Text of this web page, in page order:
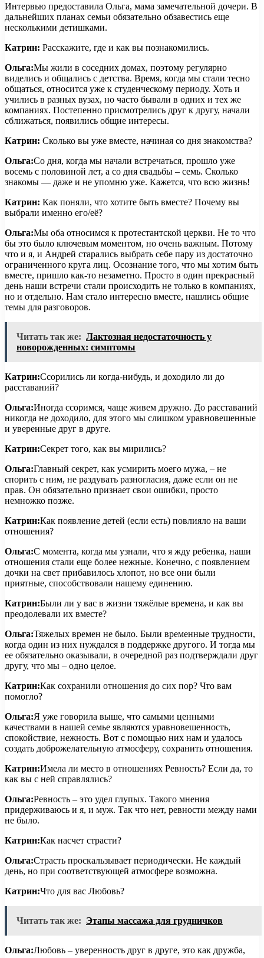
Интервью предоставила Ольга, мама замечательной дочери. В
дальнейших планах семьи обязательно обзавестись еще
несколькими детишками.
Катрин: Расскажите, где и как вы познакомились.
Ольга:Мы жили в соседних домах, поэтому регулярно
виделись и общались с детства. Время, когда мы стали тесно
общаться, относится уже к студенческому периоду. Хоть и
учились в разных вузах, но часто бывали в одних и тех же
компаниях. Постепенно присмотрелись друг к другу, начали
сближаться, появились общие интересы.
Катрин: Сколько вы уже вместе, начиная со дня знакомства?
Ольга:Со дня, когда мы начали встречаться, прошло уже
восемь с половиной лет, а со дня свадьбы – семь. Сколько
знакомы — даже и не упомню уже. Кажется, что всю жизнь!
Катрин: Как поняли, что хотите быть вместе? Почему вы
выбрали именно его/её?
Ольга:Мы оба относимся к протестантской церкви. Не то что
бы это было ключевым моментом, но очень важным. Потому
что и я, и Андрей старались выбрать себе пару из достаточно
ограниченного круга лиц. Осознание того, что мы хотим быть
вместе, пришло как-то незаметно. Просто в один прекрасный
день наши встречи стали происходить не только в компаниях,
но и отдельно. Нам стало интересно вместе, нашлись общие
темы для разговоров.
Читать так же: Лактозная недостаточность у
новорожденных: симптомы
Катрин:Ссорились ли когда-нибудь, и доходило ли до
расставаний?
Ольга:Иногда ссоримся, чаще живем дружно. До расставаний
никогда не доходило, для этого мы слишком уравновешенные
и уверенные друг в друге.
Катрин:Секрет того, как вы мирились?
Ольга:Главный секрет, как усмирить моего мужа, – не
спорить с ним, не раздувать разногласия, даже если он не
прав. Он обязательно признает свои ошибки, просто
немножко позже.
Катрин:Как появление детей (если есть) повлияло на ваши
отношения?
Ольга:С момента, когда мы узнали, что я жду ребенка, наши
отношения стали еще более нежные. Конечно, с появлением
дочки на свет прибавилось хлопот, но все они были
приятные, способствовали нашему единению.
Катрин:Были ли у вас в жизни тяжёлые времена, и как вы
преодолевали их вместе?
Ольга:Тяжелых времен не было. Были временные трудности,
когда один из них нуждался в поддержке другого. И тогда мы
ее обязательно оказывали, в очередной раз подтверждали друг
другу, что мы – одно целое.
Катрин:Как сохранили отношения до сих пор? Что вам
помогло?
Ольга:Я уже говорила выше, что самыми ценными
качествами в нашей семье являются уравновешенность,
спокойствие, нежность. Вот с помощью них нам и удалось
создать доброжелательную атмосферу, сохранить отношения.
Катрин:Имела ли место в отношениях Ревность? Если да, то
как вы с ней справлялись?
Ольга:Ревность – это удел глупых. Такого мнения
придерживаюсь и я, и муж. Так что нет, ревности между нами
не было.
Катрин:Как насчет страсти?
Ольга:Страсть проскальзывает периодически. Не каждый
день, но при соответствующей атмосфере возможна.
Катрин:Что для вас Любовь?
Читать так же: Этапы массажа для грудничков
Ольга:Любовь – уверенность друг в друге, это как дружба,